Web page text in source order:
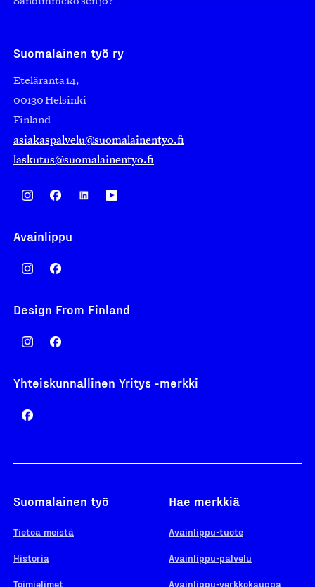
Suomalainen työ ry
Eteläranta 14,
00130 Helsinki
Finland
asiakaspalvelu@suomalainentyo.fi
laskutus@suomalainentyo.fi
Avainlippu
Design From Finland
Yhteiskunnallinen Yritys -merkki
Suomalainen työ
Tietoa meistä
Historia
Toimielimet
Hae merkkiä
Avainlippu-tuote
Avainlippu-palvelu
Avainlippu-verkkokauppa